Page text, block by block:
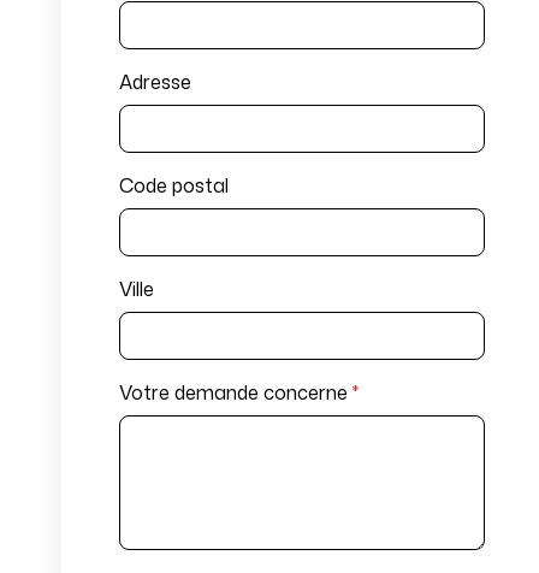
Adresse
Code postal
Ville
Votre demande concerne*